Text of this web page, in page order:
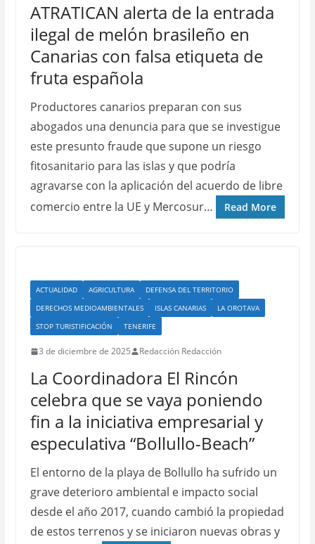
ATRATICAN alerta de la entrada
ilegal de melón brasileño en
Canarias con falsa etiqueta de
fruta española
Productores canarios preparan con sus
abogados una denuncia para que se investigue
este presunto fraude que supone un riesgo
fitosanitario para las islas y que podría
agravarse con la aplicación del acuerdo de libre
comercio entre la UE y Mercosur…
Read More
ACTUALIDAD AGRICULTURA
DEFENSA DEL TERRITORIO
DERECHOS MEDIOAMBIENTALES
ISLAS CANARIAS
LA OROTAVA
STOP TURISTIFICACIÓN
TENERIFE
3 de diciembre de 2025 Redacción Redacción
La Coordinadora El Rincón
celebra que se vaya poniendo
fin a la iniciativa empresarial y
especulativa “Bollullo-Beach”
El entorno de la playa de Bollullo ha sufrido un
grave deterioro ambiental e impacto social
desde el año 2017, cuando cambió la propiedad
de estos terrenos y se iniciaron nuevas obras y